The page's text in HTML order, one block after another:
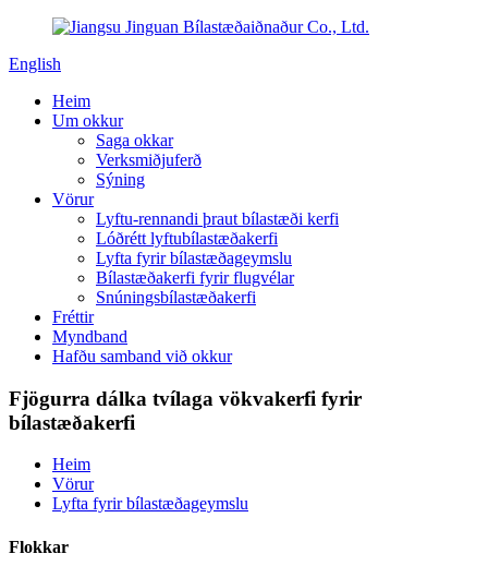
English
Heim
Um okkur
Saga okkar
Verksmiðjuferð
Sýning
Vörur
Lyftu-rennandi þraut bílastæði kerfi
Lóðrétt lyftubílastæðakerfi
Lyfta fyrir bílastæðageymslu
Bílastæðakerfi fyrir flugvélar
Snúningsbílastæðakerfi
Fréttir
Myndband
Hafðu samband við okkur
Fjögurra dálka tvílaga vökvakerfi fyrir
bílastæðakerfi
Heim
Vörur
Lyfta fyrir bílastæðageymslu
Flokkar